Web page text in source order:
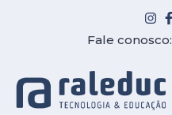
Fale conosco: